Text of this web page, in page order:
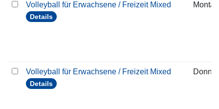
Volleyball für Erwachsene / Freizeit Mixed
Details
Montag
Volleyball für Erwachsene / Freizeit Mixed
Details